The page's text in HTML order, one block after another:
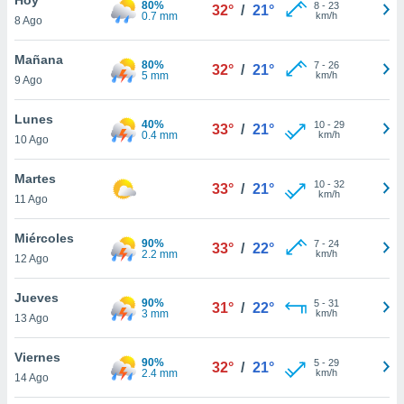
y
en
más
de
8 Ago
80%
0.7 mm
32° / 21° 8- 23
km/h
Mañana
9 Ago
80%
5 mm
32° / 21° 7- 26
km/h
Lunes
10 Ago
40%
0.4 mm
33° / 21° 10- 29
km/h
Martes
11 Ago
33° / 21° 10- 32
km/h
Miércoles
12 Ago
90%
2.2 mm
33° / 22° 7- 24
km/h
Jueves
13 Ago
90%
3 mm
31° / 22° 5- 31
km/h
Viernes
14 Ago
90%
2.4 mm
32° / 21° 5- 29
km/h